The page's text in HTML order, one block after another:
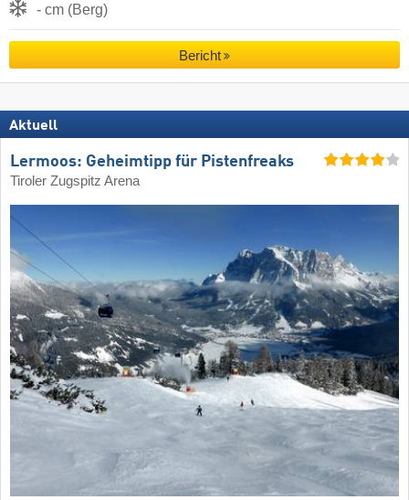
- cm (Berg)
Bericht
Aktuell
Lermoos: Geheimtipp für Pistenfreaks
Tiroler Zugspitz Arena